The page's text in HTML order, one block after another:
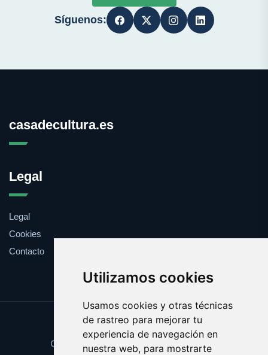
Utilizamos cookies
Usamos cookies y otras técnicas
de rastreo para mejorar tu
experiencia de navegación en
nuestra web, para mostrarte
Síguenos:
casadecultura.es
Legal
Legal
Cookies
Contacto
Update cookies preferences
Copyright © 2025 casadecultura.es